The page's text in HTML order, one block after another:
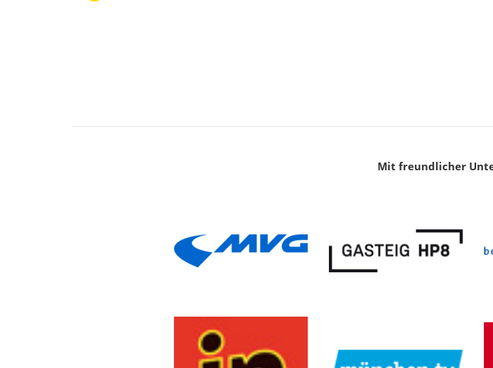
Mit freundlicher